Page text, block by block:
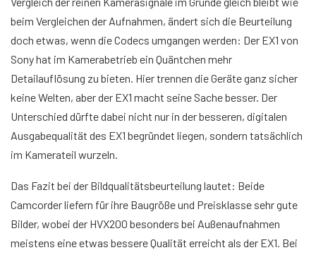
beim Vergleichen der Aufnahmen, ändert sich die Beurteilung
doch etwas, wenn die Codecs umgangen werden: Der EX1 von
Sony hat im Kamerabetrieb ein Quäntchen mehr
Detailauflösung zu bieten. Hier trennen die Geräte ganz sicher
keine Welten, aber der EX1 macht seine Sache besser. Der
Unterschied dürfte dabei nicht nur in der besseren, digitalen
Ausgabequalität des EX1 begründet liegen, sondern tatsächlich
im Kamerateil wurzeln.
Das Fazit bei der Bildqualitätsbeurteilung lautet: Beide
Camcorder liefern für ihre Baugröße und Preisklasse sehr gute
Bilder, wobei der HVX200 besonders bei Außenaufnahmen
meistens eine etwas bessere Qualität erreicht als der EX1. Bei